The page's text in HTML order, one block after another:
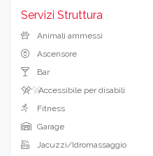
Servizi Struttura
Animali ammessi
Ascensore
Bar
Accessibile per disabili
Fitness
Garage
Jacuzzi/Idromassaggio